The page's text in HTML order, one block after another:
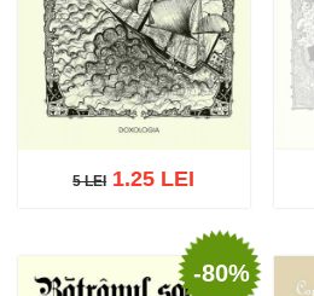
5 LEI
Adaugă în coș Wishlist
5 LEI1.25 LEI
-80%